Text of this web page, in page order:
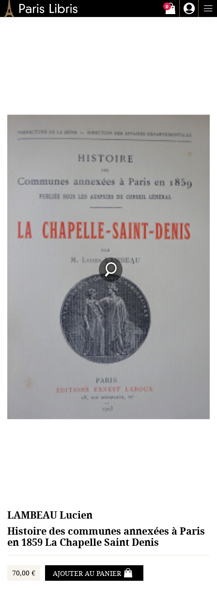
Paris-Libris
0
LAMBEAU Lucien
Histoire des communes annexées à Paris
en 1859 La Chapelle Saint Denis
70,00 € AJOUTER AU PANIER